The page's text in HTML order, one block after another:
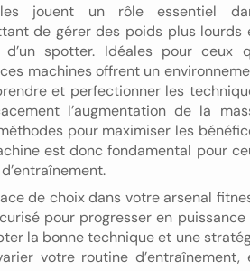
jouent un rôle essentiel
de gérer des poids plus lourds
spotter. Idéales pour ceux
machines offrent un
et perfectionner les
l’augmentation de la
pour maximiser les
est donc fondamental pour
de choix dans votre arsenal
pour progresser en puissance
la bonne technique et une
votre routine d’entraînement,